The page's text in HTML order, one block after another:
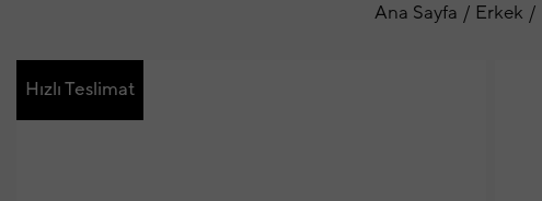
Ana Sayfa Erkek
Hızlı Teslimat